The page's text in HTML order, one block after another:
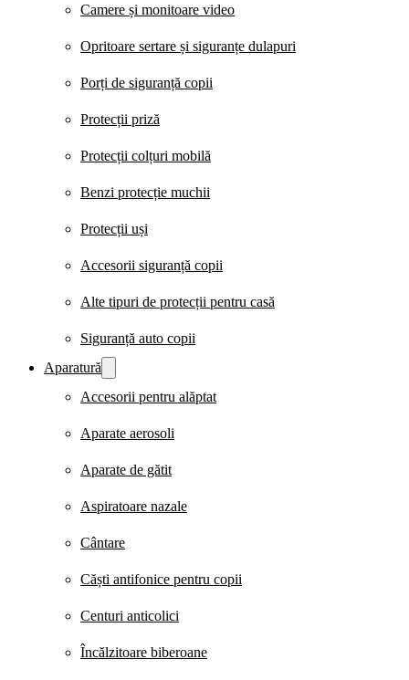
Camere și monitoare video
Opritoare sertare și siguranțe dulapuri
Porți de siguranță copii
Protecții priză
Protecții colțuri mobilă
Benzi protecție muchii
Protecții uși
Accesorii siguranță copii
Alte tipuri de protecții pentru casă
Siguranță auto copii
Aparatură
Accesorii pentru alăptat
Aparate aerosoli
Aparate de gătit
Aspiratoare nazale
Cântare
Căști antifonice pentru copii
Centuri anticolici
Încălzitoare biberoane